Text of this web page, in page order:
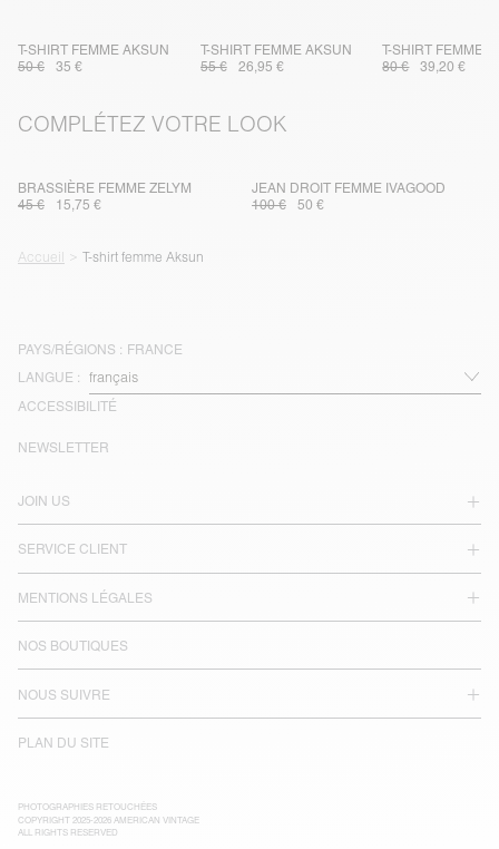
T-SHIRT FEMME AKSUN
50 €
35 €
T-SHIRT FEMME AKSUN
55 €
26,95 €
T-SHIRT FEMME
80 €
39,20 €
COMPLÉTEZ VOTRE LOOK
BRASSIÈRE FEMME ZELYM
45 €
15,75 €
JEAN DROIT FEMME IVAGOOD
100 €
50 €
Accueil T-shirt femme Aksun
PAYS/RÉGIONS : FRANCE
LANGUE :
ACCESSIBILITÉ
JOIN US
SERVICE CLIENT
MENTIONS LÉGALES
NOS BOUTIQUES
NOUS SUIVRE
PLAN DU SITE
NEWSLETTER
PHOTOGRAPHIES RETOUCHÉES
COPYRIGHT 2025-2026 AMERICAN VINTAGE
ALL RIGHTS RESERVED